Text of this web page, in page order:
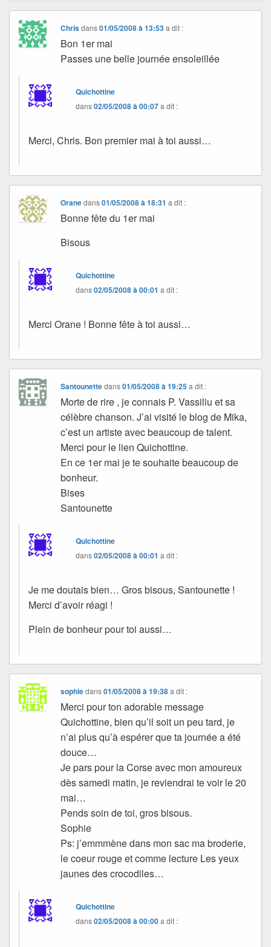
Chrisdans01/05/2008 à 13:53 a dit :
Bon 1er mai
Passes une belle journée ensoleillée
Quichottine
dans02/05/2008 à 00:07a dit :
Merci, Chris. Bon premier mai à toi aussi…
Oranedans01/05/2008 à 18:31 a dit :
Bonne fête du 1er mai
Bisous
Quichottine
dans02/05/2008 à 00:01 a dit :
Merci Orane ! Bonne fête à toi aussi…
Santounettedans01/05/2008 à 19:25 a dit :
Morte de rire , je connais P. Vassiliu et sa
célèbre chanson. J’ai visité le blog de Mika,
c’est un artiste avec beaucoup de talent.
Merci pour le lien Quichottine.
En ce 1er mai je te souhaite beaucoup de
bonheur.
Bises
Santounette
Quichottine
dans02/05/2008 à 00:01 a dit :
Je me doutais bien… Gros bisous, Santounette !
Merci d’avoir réagi !
Plein de bonheur pour toi aussi…
sophiedans01/05/2008 à 19:38 a dit :
Merci pour ton adorable message
Quichottine, bien qu’il soit un peu tard, je
n’ai plus qu’à espérer que ta journée a été
douce…
Je pars pour la Corse avec mon amoureux
dès samedi matin, je reviendrai te voir le 20
mai…
Pends soin de toi, gros bisous.
Sophie
Ps: j’emmmène dans mon sac ma broderie,
le coeur rouge et comme lecture Les yeux
jaunes des crocodiles…
Quichottine
dans02/05/2008 à 00:00a dit :